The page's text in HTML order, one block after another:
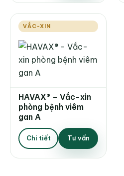
VẮC-XIN
HAVAX® – Vắc-xin
phòng bệnh viêm
gan A
Chi tiết Tư vấn